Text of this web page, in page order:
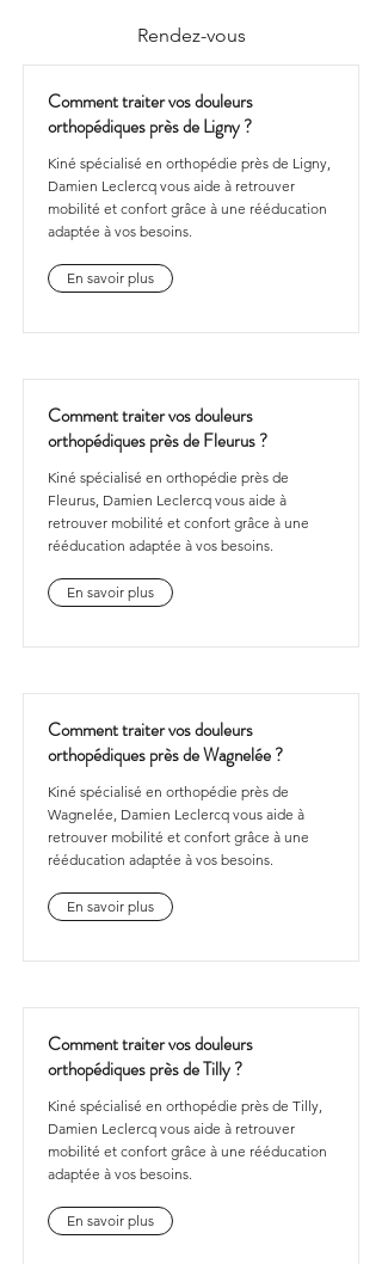
Rendez-vous
Comment traiter vos douleurs
orthopédiques près de Ligny ?
Kiné spécialisé en orthopédie près de Ligny,
Damien Leclercq vous aide à retrouver
mobilité et confort grâce à une rééducation
adaptée à vos besoins.
En savoir plus
Comment traiter vos douleurs
orthopédiques près de Fleurus ?
Kiné spécialisé en orthopédie près de
Fleurus, Damien Leclercq vous aide à
retrouver mobilité et confort grâce à une
rééducation adaptée à vos besoins.
En savoir plus
Comment traiter vos douleurs
orthopédiques près de Wagnelée ?
Kiné spécialisé en orthopédie près de
Wagnelée, Damien Leclercq vous aide à
retrouver mobilité et confort grâce à une
rééducation adaptée à vos besoins.
En savoir plus
Comment traiter vos douleurs
orthopédiques près de Tilly ?
Kiné spécialisé en orthopédie près de Tilly,
Damien Leclercq vous aide à retrouver
mobilité et confort grâce à une rééducation
adaptée à vos besoins.
En savoir plus